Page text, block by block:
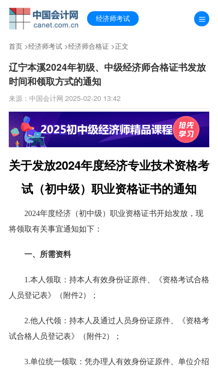
经济师考试
首页>经济师考试>经济师合格证 >正文
辽宁本溪2024年初级、中级经济师合格证书发放
时间和领取方式的通知
来源：中国会计网 2025-02-20 13:42
关于发放2024年度经济专业技术资格考
试（初中级）职业资格证书的通知
2024年度经济（初中级）职业资格证书开始发放，现
将领取有关事宜通知如下：
一、所需资料
1.本人领取：持本人有效身份证原件、《资格考试合格
人员登记表》（附件2）；
2.他人代领：持本人及通过人员身份证原件、《资格考
试合格人员登记表》（附件2）；
3.单位统一领取：凭办理人有效身份证原件、单位介绍